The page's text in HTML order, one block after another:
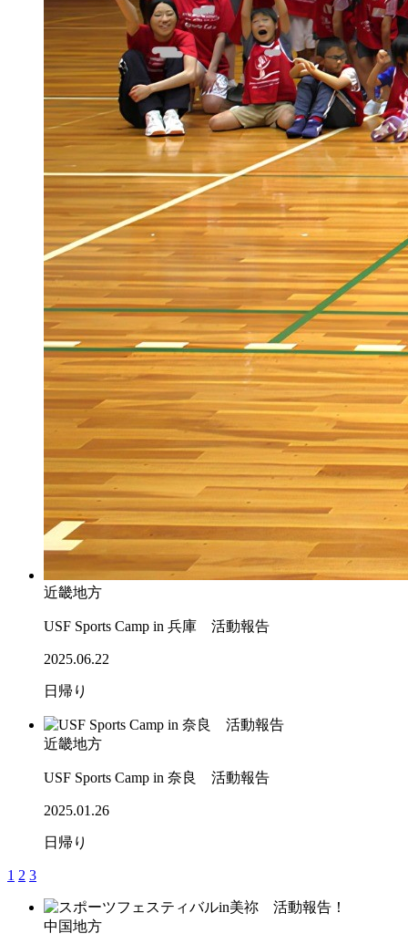
近畿地方
USF Sports Camp in 兵庫 活動報告
2025.06.22
日帰り
近畿地方
USF Sports Camp in 奈良 活動報告
2025.01.26
日帰り
1 2 3
中国地方